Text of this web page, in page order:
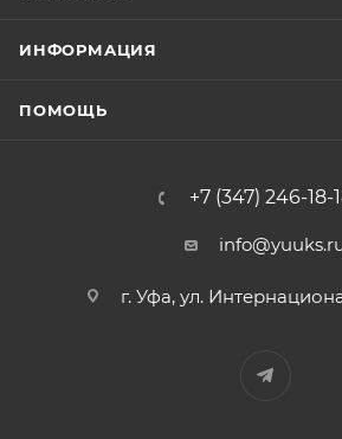
ИНФОРМАЦИЯ
ПОМОЩЬ
+7 (347) 246-18-
г. Уфа, ул.